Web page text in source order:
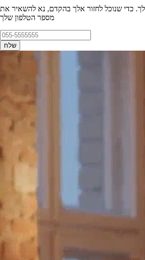
כדי שנוכל לחזור אלך בהקדם, נא להשאיר את
מספר הטלפון שלך
שלח